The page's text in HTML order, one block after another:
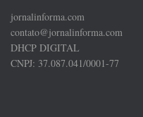
jornalinforma.com
contato@jornalinforma.com
DHCP DIGITAL
CNPJ: 37.087.041/0001-77